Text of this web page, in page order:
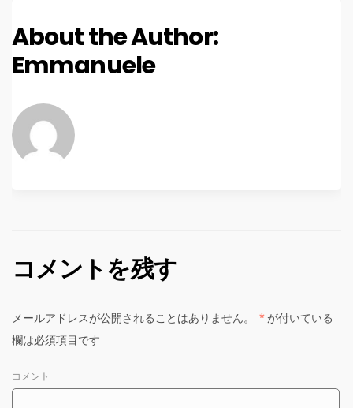
About the Author:
Emmanuele
コメントを残す
メールアドレスが公開されることはありません。 * が付いている
欄は必須項目です
コメント